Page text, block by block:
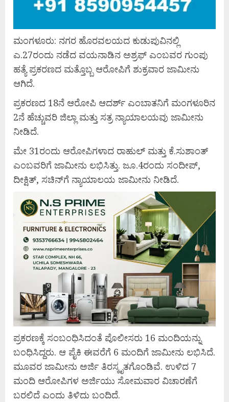
ಮಂಗಳೂರು: ನಗರ ಹೊರವಲಯದ ಕುಡುಪುವಿನಲ್ಲಿ
ಎ.27ರಂದು ನಡೆದ ವಯನಾಡಿನ ಅಶ್ರಫ್ ಎಂಬವರ ಗುಂಪು
ಹತ್ಯೆ ಪ್ರಕರಣದ ಮತ್ತೊಬ್ಬ ಆರೋಪಿಗೆ ಶುಕ್ರವಾರ ಜಾಮೀನು
ಆಗಿದೆ.
ಪ್ರಕರಣದ 18ನೆ ಆರೋಪಿ ಆದರ್ಶ್ ಎಂಬಾತನಿಗೆ ಮಂಗಳೂರಿನ
2ನೆ ಹೆಚ್ಚುವರಿ ಜಿಲ್ಲಾ ಮತ್ತು ಸತ್ರ ನ್ಯಾಯಾಲಯವು ಜಾಮೀನು
ನೀಡಿದೆ.
ಮೇ 31ರಂದು ಆರೋಪಿಗಳಾದ ರಾಹುಲ್ ಮತ್ತು ಕೆ.ಸುಶಾಂತ್
ಎಂಬವರಿಗೆ ಜಾಮೀನು ಲಭಿಸಿತ್ತು. ಜೂ.4ರಂದು ಸಂದೀಪ್,
ದೀಕ್ಷಿತ್, ಸಚಿನ್‌ಗೆ ನ್ಯಾಯಾಲಯ ಜಾಮೀನು ನೀಡಿದೆ.
ಪ್ರಕರಣಕ್ಕೆ ಸಂಬಂಧಿಸಿದಂತೆ ಪೊಲೀಸರು 16 ಮಂದಿಯನ್ನು
ಬಂಧಿಸಿದ್ದರು. ಆ ಪೈಕಿ ಈವರೆಗೆ 6 ಮಂದಿಗೆ ಜಾಮೀನು ಲಭಿಸಿದೆ.
ಮೂವರ ಜಾಮೀನು ಅರ್ಜಿ ತಿರಸ್ಕೃತಗೊಂಡಿವೆ. ಉಳಿದ 7
ಮಂದಿ ಆರೋಪಿಗಳ ಅರ್ಜಿಯು ಸೋಮವಾರ ವಿಚಾರಣೆಗೆ
ಬರಲಿದೆ ಎಂದು ತಿಳಿದು ಬಂದಿದೆ.